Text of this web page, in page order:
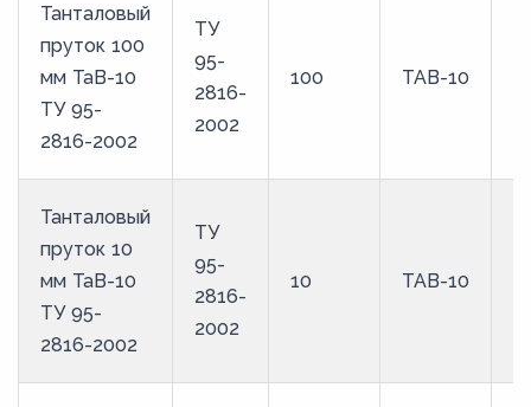
Танталовый
пруток 100
мм ТаВ-10
ТУ 95-
2816-2002
ТУ
95-
2816-
2002
100 ТАВ-10
Танталовый
пруток 10
мм ТаВ-10
ТУ 95-
2816-2002
ТУ
95-
2816-
2002
10 ТАВ-10